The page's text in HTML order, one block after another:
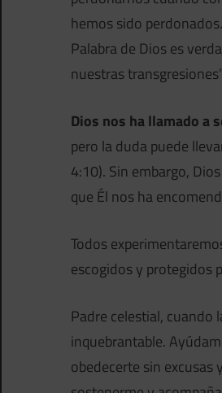
hemos sido
Palabra de Dios es
nuestras
Dios nos ha llamado a
pero la duda puede
4:10). Sin embargo,
que Él nos ha
Todos
escogidos y protegidos
Padre celestial, cuando
inquebrantable.
obedecerte sin excusas